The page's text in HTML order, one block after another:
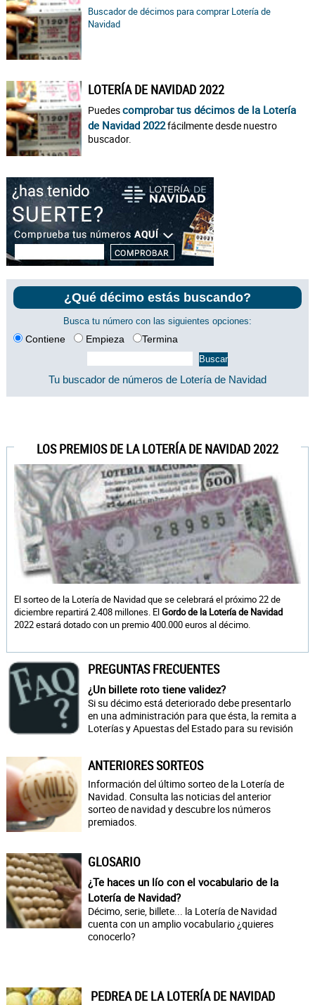
Buscador de décimos para comprar Lotería de
Navidad
LOTERÍA DE NAVIDAD 2022
Puedescomprobar tus décimos de la Lotería
de Navidad 2022fácilmente desde nuestro
buscador.
¿Qué décimo estás buscando?
Busca tu número con las siguientes opciones:
Contiene Empieza Termina
Tu buscador de números de Lotería de Navidad
LOS PREMIOS DE LA LOTERÍA DE NAVIDAD 2022
El sorteo de la Lotería de Navidad que se celebrará el próximo 22 de
diciembre repartirá 2.408 millones. ElGordo de la Lotería de Navidad
2022 estará dotado con un premio 400.000 euros al décimo.
PREGUNTAS FRECUENTES
¿Un billete roto tiene validez?
Si su décimo está deteriorado debe presentarlo
en una administración para que ésta, la remita a
Loterías y Apuestas del Estado para su revisión
ANTERIORES SORTEOS
Información del último sorteo de la Lotería de
Navidad. Consulta las noticias del anterior
sorteo de navidad y descubre los números
premiados.
GLOSARIO
¿Te haces un lío con el vocabulario de la
Lotería de Navidad?
Décimo, serie, billete... la Lotería de Navidad
cuenta con un amplio vocabulario ¿quieres
conocerlo?
PEDREA DE LA LOTERÍA DE NAVIDAD